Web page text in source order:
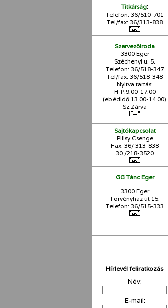
Titkárság:
Telefon: 36/510-701
Tel/fax: 36/313-838
Szervezőiroda
3300 Eger
Széchenyi u. 5.
Telefon: 36/518-347
Tel/fax: 36/518-348
Nyitva tartás:
H-P:9.00-17.00
(ebédidő 13.00-14.00)
Sz:Zárva
Sajtókapcsolat
Pilisy Csenge
Fax: 36/ 313-838
30 /218-3520
GG Tánc Eger
3300 Eger
Törvényház út 15.
Telefon: 36/515-333
Hírlevél feliratkozás
Név:
E-mail: